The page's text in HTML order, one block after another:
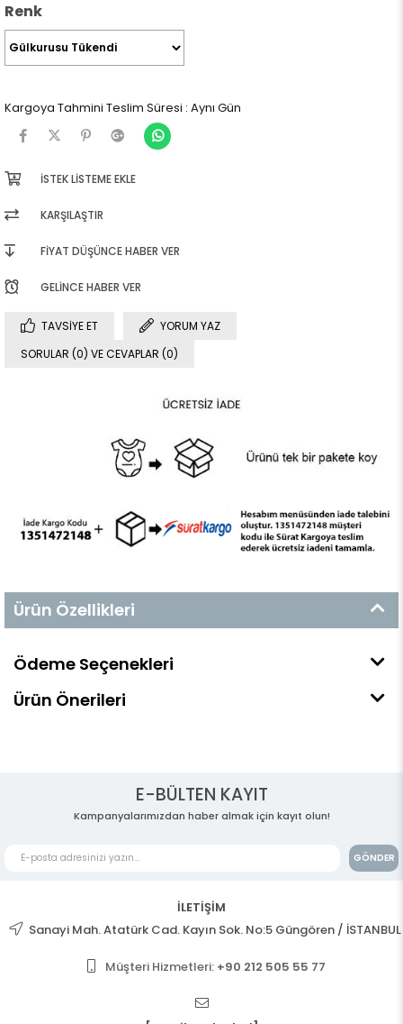
Renk
Kargoya Tahmini Teslim Süresi : Aynı Gün
İSTEK LISTEME EKLE
KARŞILAŞTIR
FIYAT DÜŞÜNCE HABER VER
GELINCE HABER VER
TAVSIYE ET
YORUM YAZ
SORULAR (0) VE CEVAPLAR (0)
Ürün Özellikleri
Ödeme Seçenekleri
Ürün Önerileri
E-BÜLTEN KAYIT
Kampanyalarımızdan haber almak için kayıt olun!
GÖNDER
İLETİŞİM
Sanayi Mah. Atatürk Cad. Kayın Sok. No:5 Güngören / İSTANBUL
Müşteri Hizmetleri: +90 212 505 55 77